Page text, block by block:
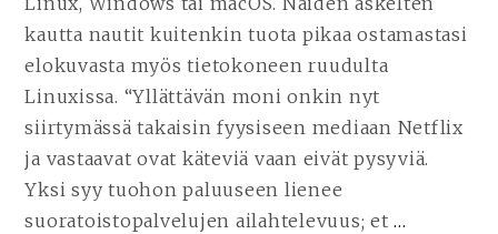
kautta nautit kuitenkin tuota pikaa ostamastasi
elokuvasta myös tietokoneen ruudulta
Linuxissa. “Yllättävän moni onkin nyt
siirtymässä takaisin fyysiseen mediaan Netflix
ja vastaavat ovat käteviä vaan eivät pysyviä.
Yksi syy tuohon paluuseen lienee
suoratoistopalvelujen ailahtelevuus; et…